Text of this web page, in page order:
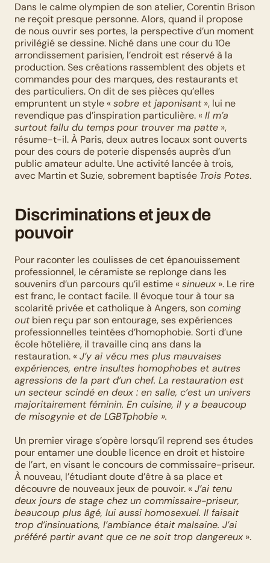
Dans le calme olympien de son atelier, Corentin Brison
ne reçoit presque personne. Alors, quand il propose
de nous ouvrir ses portes, la perspective d’un moment
privilégié se dessine. Niché dans une cour du 10e
arrondissement parisien, l’endroit est réservé à la
production. Ses créations rassemblent des objets et
commandes pour des marques, des restaurants et
des particuliers. On dit de ses pièces qu’elles
empruntent un style « sobre et japonisant », lui ne
revendique pas d’inspiration particulière. « Il m’a
surtout fallu du tempspour trouver ma patte »,
résume-t-il. À Paris, deux autres locaux sont ouverts
pour des cours de poterie dispensés auprès d’un
public amateur adulte. Une activité lancée à trois,
avec Martin et Suzie, sobrement baptisée Trois Potes.
Discriminations et jeux de
pouvoir
Pour raconter les coulisses de cet épanouissement
professionnel, le céramiste se replonge dans les
souvenirs d’un parcours qu’il estime « sinueux ». Le rire
est franc, le contact facile. Il évoque tour à tour sa
scolarité privée et catholique à Angers, son coming
out bien reçu par son entourage, ses expériences
professionnelles teintées d’homophobie. Sorti d’une
école hôtelière, il travaille cinq ans dans la
restauration. « J’y ai vécu mes plus mauvaises
expériences, entre insultes homophobes et autres
agressions de la part d’un chef. La restauration est
un secteur scindé en deux : en salle, c’est un univers
majoritairement féminin. En cuisine, il y a beaucoup
de misogynie et de LGBTphobie ».
Un premier virage s’opère lorsqu’il reprend ses études
pour entamer une double licence en droit et histoire
de l’art, en visant le concours de commissaire-priseur.
À nouveau, l’étudiant doute d’être à sa place et
découvre de nouveaux jeux de pouvoir. « J’ai tenu
deux jours de stage chez un commissaire-priseur,
beaucoup plus âgé, lui aussi homosexuel. Il faisait
trop d’insinuations, l’ambiance était malsaine. J’ai
préféré partir avant que ce ne soit trop dangereux ».